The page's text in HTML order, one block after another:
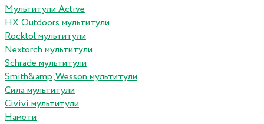
Мультитули Active
HX Outdoors мультитули
Rocktol мультитули
Nextorch мультитули
Schrade мультитули
Smith&amp;Wesson мультитули
Сила мультитули
Civivi мультитули
Намети